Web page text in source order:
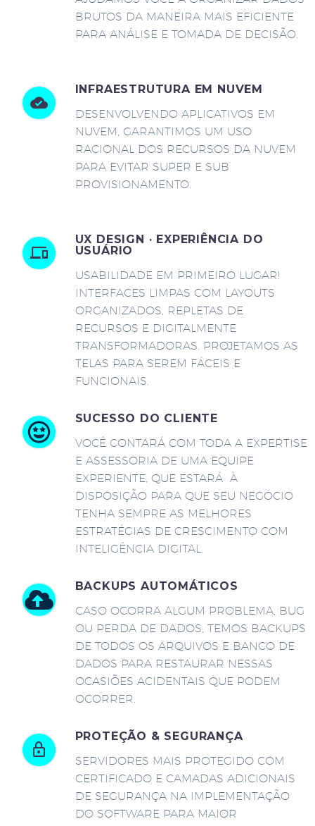
BRUTOS DA MANEIRA MAIS EFICIENTE
PARA ANÁLISE E TOMADA DE DECISÃO.
INFRAESTRUTURA EM NUVEM
DESENVOLVENDO APLICATIVOS EM
NUVEM, GARANTIMOS UM USO
RACIONAL DOS RECURSOS DA NUVEM
PARA EVITAR SUPER E SUB
PROVISIONAMENTO.
UX DESIGN · EXPERIÊNCIA DO
USUÁRIO
USABILIDADE EM PRIMEIRO LUGAR!
INTERFACES LIMPAS COM LAYOUTS
ORGANIZADOS, REPLETAS DE
RECURSOS E DIGITALMENTE
TRANSFORMADORAS. PROJETAMOS AS
TELAS PARA SEREM FÁCEIS E
FUNCIONAIS.
SUCESSO DO CLIENTE
VOCÊ CONTARÁ COM TODA A EXPERTISE
E ASSESSORIA DE UMA EQUIPE
EXPERIENTE, QUE ESTARÁ À
DISPOSIÇÃO PARA QUE SEU NEGÓCIO
TENHA SEMPRE AS MELHORES
ESTRATÉGIAS DE CRESCIMENTO COM
INTELIGÊNCIA DIGITAL.
BACKUPS AUTOMÁTICOS
CASO OCORRA ALGUM PROBLEMA, BUG
OU PERDA DE DADOS, TEMOS BACKUPS
DE TODOS OS ARQUIVOS E BANCO DE
DADOS PARA RESTAURAR NESSAS
OCASIÕES ACIDENTAIS QUE PODEM
OCORRER.
PROTEÇÃO & SEGURANÇA
SERVIDORES MAIS PROTEGIDO COM
CERTIFICADO E CAMADAS ADICIONAIS
DE SEGURANÇA NA IMPLEMENTAÇÃO
DO SOFTWARE PARA MAIOR